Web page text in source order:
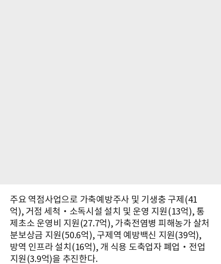
주요 역점사업으로 가축예방주사 및 기생충 구제(41
억), 거점 세척‧소독시설 설치 및 운영 지원(13억), 통
제초소 운영비 지원(27.7억), 가축전염병 피해농가 살처
분보상금 지원(50.6억), 구제역 예방백신 지원(39억),
방역 인프라 설치(16억), 개 식용 도축업자 폐업‧전업
지원(3.9억)을 추진한다.